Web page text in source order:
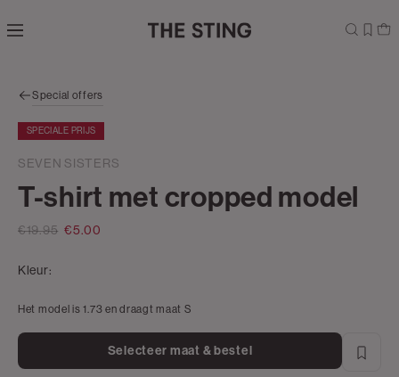
direct naar
zoekbalk
Navigeer
direct
naar de
Special offers
SPECIALE PRIJS
SEVEN SISTERS
T-shirt met cropped model
€19.95 €5.00
Kleur:
Het model is 1.73 en draagt maat S
Selecteer maat & bestel